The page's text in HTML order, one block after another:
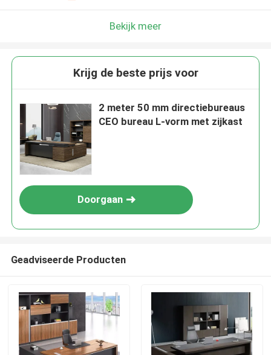
Bekijk meer
Krijg de beste prijs voor
2 meter 50 mm directiebureaus
CEO bureau L-vorm met zijkast
Doorgaan
Geadviseerde Producten